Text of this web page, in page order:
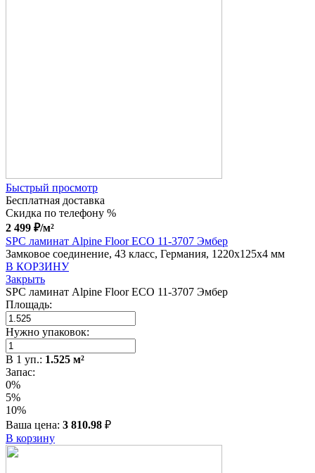
Быстрый просмотр
Бесплатная доставка
Скидка по телефону %
2 499 ₽/м²
SPC ламинат Alpine Floor ECO 11-3707 Эмбер
Замковое соединение, 43 класс, Германия, 1220x125x4 мм
В КОРЗИНУ
Закрыть
SPC ламинат Alpine Floor ECO 11-3707 Эмбер
Площадь:
Нужно упаковок:
В 1 уп.: 1.525 м²
Запас:
0%
5%
10%
Ваша цена: 3 810.98 ₽
В корзину